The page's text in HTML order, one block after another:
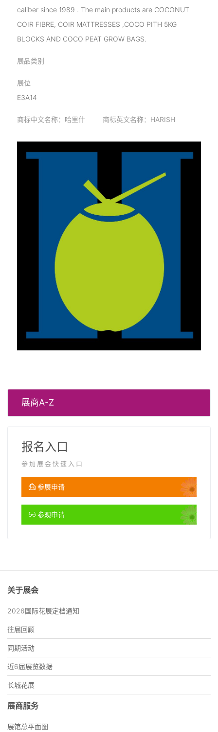
caliber since 1989 . The main products are COCONUT
COIR FIBRE, COIR MATTRESSES ,COCO PITH 5KG
BLOCKS AND COCO PEAT GROW BAGS.
展品类别
展位
E3A14
商标中文名称：哈里什 商标英文名称：HARISH
展商A-Z
报名入口
参加展会快速入口
参展申请
参观申请
关于展会
2026国际花展定档通知
往届回顾
同期活动
近6届展览数据
长城花展
展商服务
展馆总平面图